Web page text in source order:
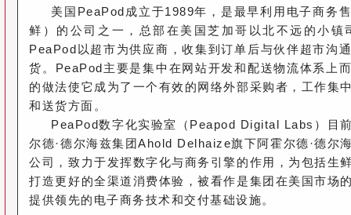
美国PeaPod成立于1989年，是最早利用电子商务
鲜）的公司之一，总部在美国芝加哥以北不远的小镇
PeaPod以超市为供应商，收集到订单后与伙伴超市沟
货。PeaPod主要是集中在网站开发和配送物流体系上
的做法使它成为了一个有效的网络外部采购者，工作集
和送货方面。
PeaPod数字化实验室（Peapod Digital Labs）目
尔德·德尔海兹集团Ahold Delhaize旗下阿霍尔德·德尔
公司，致力于发挥数字化与商务引擎的作用，为包括生
打造更好的全渠道消费体验，被看作是集团在美国市场
提供领先的电子商务技术和交付基础设施。